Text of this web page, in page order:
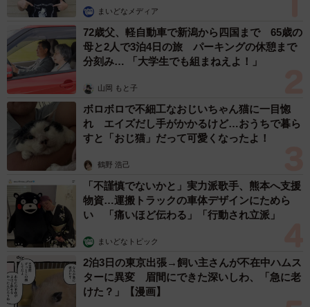
4/5
年末年始の混雑予想とおすすめ旅行日程（提供画像）
エクスペディアの最新フライト検索データによると、2025
年12月20日（土）から2026年1月12日（月・祝）におい
て、特にフライトの混雑が予想されるのは12月26日（金）
まいどなメディア
72歳父、軽自動車で新潟から四国まで 65歳の
母と2人で3泊4日の旅 パーキングの休憩まで
分刻み… 「大学生でも組まねえよ！」
山岡 もと子
ボロボロで不細工なおじいちゃん猫に一目惚
れ エイズだし手がかかるけど…おうちで暮ら
すと「おじ猫」だって可愛くなったよ！
鶴野 浩己
「不謹慎でないかと」実力派歌手、熊本へ支援
物資…運搬トラックの車体デザインにためら
い 「痛いほど伝わる」「行動され立派」
まいどなトピック
2泊3日の東京出張→飼い主さんが不在中ハムス
ターに異変 眉間にできた深いしわ、「急に老
けた？」【漫画】